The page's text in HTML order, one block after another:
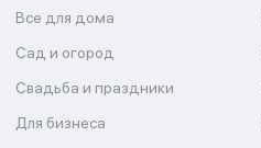
Все для дома
Сад и огород
Свадьба и праздники
Для бизнеса